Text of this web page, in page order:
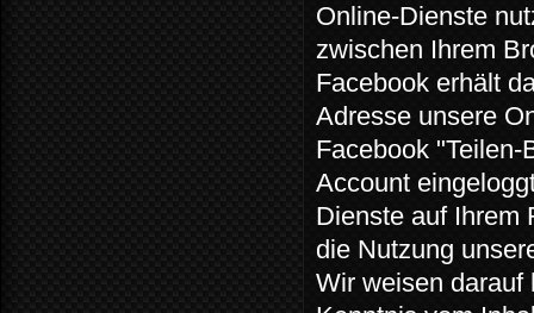
Online-Dienste
zwischen Ihrem
Facebook erhält
Adresse unsere
Facebook
Account
Dienste auf Ihrem
die Nutzung
Wir weisen darauf